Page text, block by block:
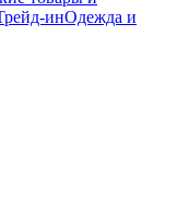
инОдежда и